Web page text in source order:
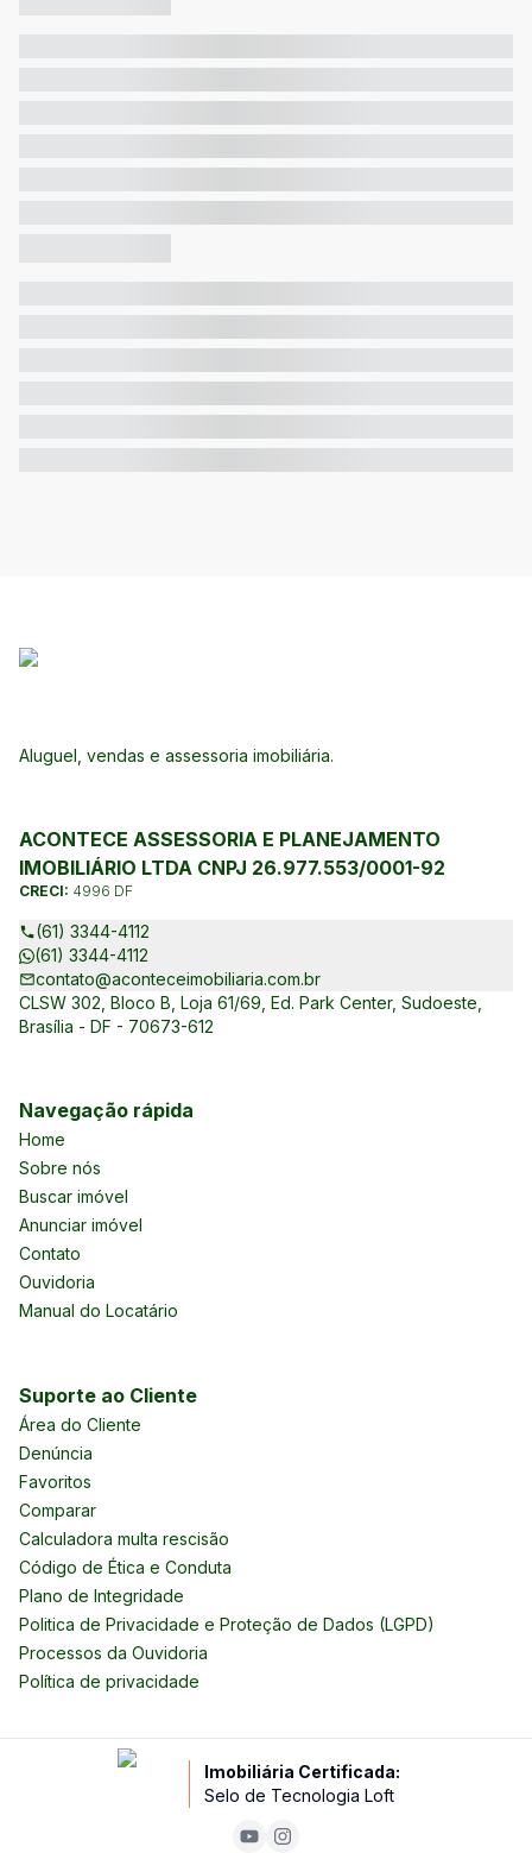
Aluguel, vendas e assessoria imobiliária.
ACONTECE ASSESSORIA E PLANEJAMENTO
IMOBILIÁRIO LTDA CNPJ 26.977.553/0001-92
CRECI: 4996 DF
(61) 3344-4112
(61) 3344-4112
contato@aconteceimobiliaria.com.br
CLSW 302, Bloco B, Loja 61/69, Ed. Park Center, Sudoeste,
Brasília - DF - 70673-612
Navegação rápida
Home
Sobre nós
Buscar imóvel
Anunciar imóvel
Contato
Ouvidoria
Manual do Locatário
Suporte ao Cliente
Área do Cliente
Denúncia
Favoritos
Comparar
Calculadora multa rescisão
Código de Ética e Conduta
Plano de Integridade
Politica de Privacidade e Proteção de Dados (LGPD)
Processos da Ouvidoria
Política de privacidade
Imobiliária Certificada:
Selo de Tecnologia Loft